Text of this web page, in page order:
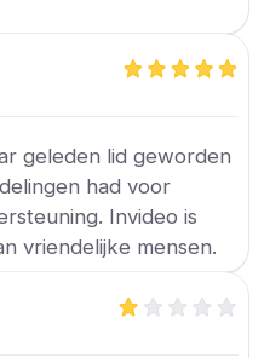
geleden lid geworden
had voor
Invideo is
vriendelijke mensen.